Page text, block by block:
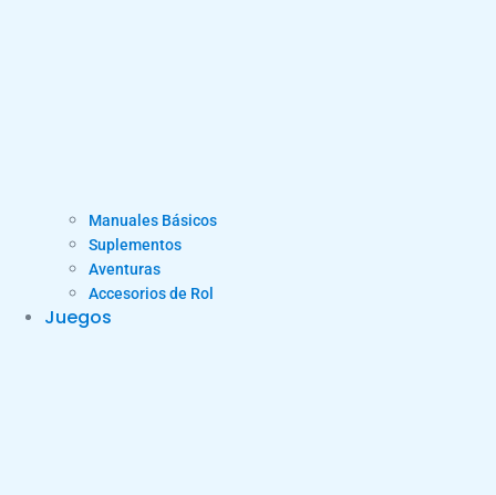
Manuales Básicos
Suplementos
Aventuras
Accesorios de Rol
Juegos